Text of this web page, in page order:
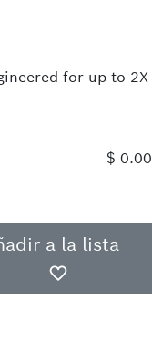
for up to 2X
$ 0.00
a la lista